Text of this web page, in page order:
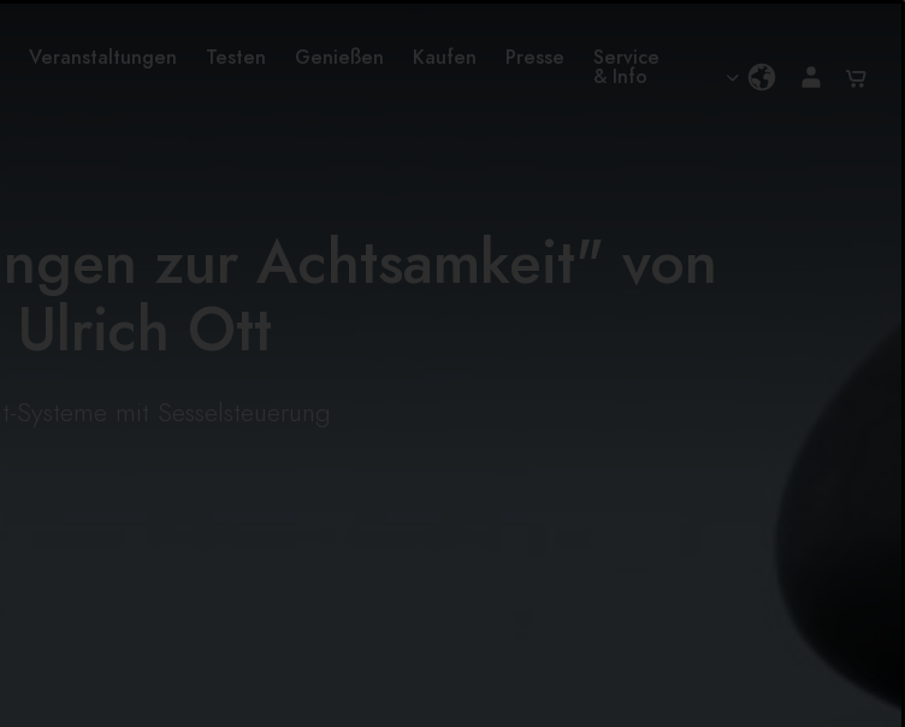
Veranstaltungen Testen Genießen Kaufen Presse Service
& Info
zur Achtsamkeit" von
Ulrich Ott